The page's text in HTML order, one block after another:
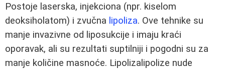
Postoje laserska, injekciona (npr. kiselom
deoksiholatom) i zvučna lipoliza. Ove tehnike su
manje invazivne od liposukcije i imaju kraći
oporavak, ali su rezultati suptilniji i pogodni su za
manje količine masnoće. Lipolizalipolize nude